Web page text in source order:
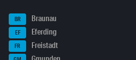
BR Braunau
EF Eferding
FR Freistadt